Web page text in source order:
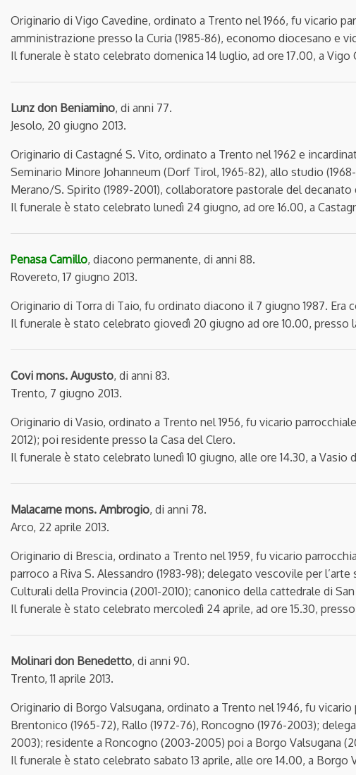
Originario di Vigo Cavedine, ordinato a Trento nel 1966, fu vicario
amministrazione presso la Curia (1985-86), economo diocesano e
Il funerale è stato celebrato domenica 14 luglio, ad ore 17.00, a Vigo
Lunz don Beniamino, di anni 77.
Jesolo, 20 giugno 2013.
Originario di Castagné S. Vito, ordinato a Trento nel 1962 e
Seminario Minore Johanneum (Dorf Tirol, 1965-82), allo studio
Merano/S. Spirito (1989-2001), collaboratore pastorale del decanato
Il funerale è stato celebrato lunedì 24 giugno, ad ore 16.00, a
Penasa Camillo, diacono permanente, di anni 88.
Rovereto, 17 giugno 2013.
Originario di Torra di Taio, fu ordinato diacono il 7 giugno 1987.
Il funerale è stato celebrato giovedì 20 giugno ad ore 10.00, presso
Covi mons. Augusto, di anni 83.
Trento, 7 giugno 2013.
Originario di Vasio, ordinato a Trento nel 1956, fu vicario
2012); poi residente presso la Casa del Clero.
Il funerale è stato celebrato lunedì 10 giugno, alle ore 14.30, a Vasio
Malacarne mons. Ambrogio, di anni 78.
Arco, 22 aprile 2013.
Originario di Brescia, ordinato a Trento nel 1959, fu vicario
parroco a Riva S. Alessandro (1983-98); delegato vescovile per
Culturali della Provincia (2001-2010); canonico della cattedrale di
Il funerale è stato celebrato mercoledì 24 aprile, ad ore 15.30,
Molinari don Benedetto, di anni 90.
Trento, 11 aprile 2013.
Originario di Borgo Valsugana, ordinato a Trento nel 1946, fu vicario
Brentonico (1965-72), Rallo (1972-76), Roncogno (1976-2003);
2003); residente a Roncogno (2003-2005) poi a Borgo Valsugana
Il funerale è stato celebrato sabato 13 aprile, alle ore 14.00, a Borgo